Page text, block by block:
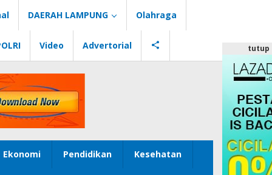
DAERAH LAMPUNG Olahraga
Video Advertorial
Ekonomi Pendidikan Kesehatan
tutup